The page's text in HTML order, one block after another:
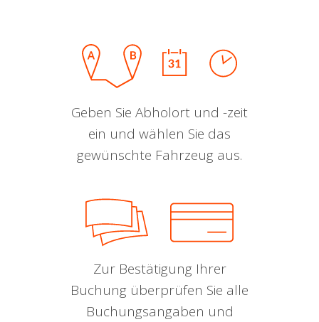
Geben Sie Abholort und -zeit
ein und wählen Sie das
gewünschte Fahrzeug aus.
Zur Bestätigung Ihrer
Buchung überprüfen Sie alle
Buchungsangaben und